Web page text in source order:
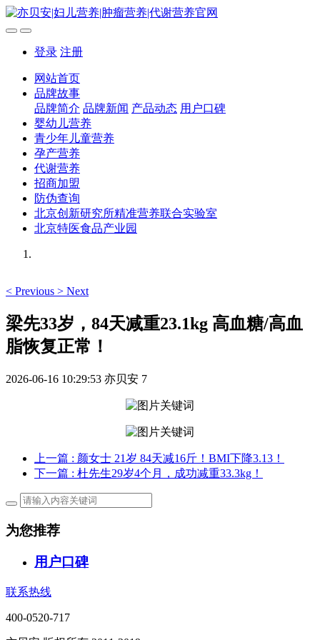
登录 注册
网站首页
品牌故事
品牌简介 品牌新闻 产品动态 用户口碑
婴幼儿营养
青少年儿童营养
孕产营养
代谢营养
招商加盟
防伪查询
北京创新研究所精准营养联合实验室
北京特医食品产业园
< Previous > Next
梁先33岁，84天减重23.1kg 高血糖/高血
脂恢复正常！
2026-06-16 10:29:53 亦贝安 7
上一篇 : 颜女士 21岁 84天减16斤！BMI下降3.13！
下一篇 : 杜先生29岁4个月，成功减重33.3kg！
为您推荐
用户口碑
联系热线
400-0520-717